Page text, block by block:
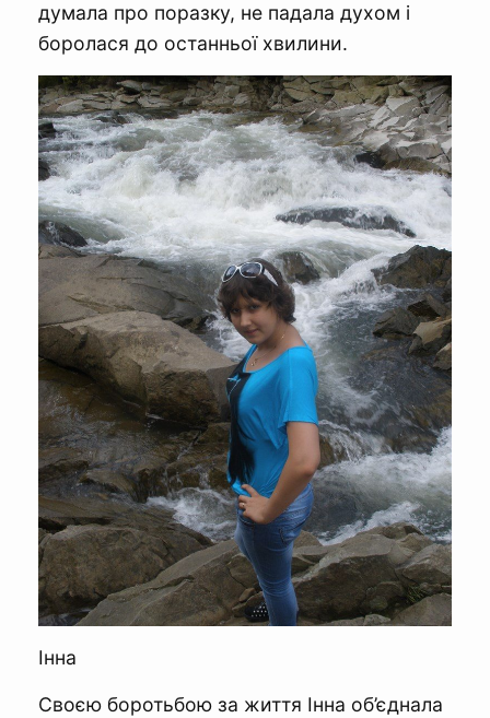
думала про поразку, не падала духом і
боролася до останньої хвилини.
Інна
Своєю боротьбою за життя Інна об’єднала